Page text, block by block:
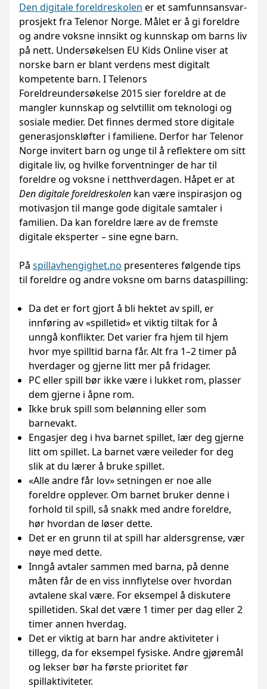
Den digitale foreldreskolen er et samfunnsansvar-
prosjekt fra Telenor Norge. Målet er å gi foreldre
og andre voksne innsikt og kunnskap om barns liv
på nett. Undersøkelsen EU Kids Online viser at
norske barn er blant verdens mest digitalt
kompetente barn. I Telenors
Foreldreundersøkelse 2015 sier foreldre at de
mangler kunnskap og selvtillit om teknologi og
sosiale medier. Det finnes dermed store digitale
generasjonskløfter i familiene. Derfor har Telenor
Norge invitert barn og unge til å reflektere om sitt
digitale liv, og hvilke forventninger de har til
foreldre og voksne i netthverdagen. Håpet er at
Den digitale foreldreskolen kan være inspirasjon og
motivasjon til mange gode digitale samtaler i
familien. Da kan foreldre lære av de fremste
digitale eksperter – sine egne barn.
På spillavhengighet.no presenteres følgende tips
til foreldre og andre voksne om barns dataspilling:
Da det er fort gjort å bli hektet av spill, er
innføring av «spilletid» et viktig tiltak for å
unngå konflikter. Det varier fra hjem til hjem
hvor mye spilltid barna får. Alt fra 1–2 timer på
hverdager og gjerne litt mer på fridager.
PC eller spill bør ikke være i lukket rom, plasser
dem gjerne i åpne rom.
Ikke bruk spill som belønning eller som
barnevakt.
Engasjer deg i hva barnet spillet, lær deg gjerne
litt om spillet. La barnet være veileder for deg
slik at du lærer å bruke spillet.
«Alle andre får lov» setningen er noe alle
foreldre opplever. Om barnet bruker denne i
forhold til spill, så snakk med andre foreldre,
hør hvordan de løser dette.
Det er en grunn til at spill har aldersgrense, vær
nøye med dette.
Inngå avtaler sammen med barna, på denne
måten får de en viss innflytelse over hvordan
avtalene skal være. For eksempel å diskutere
spilletiden. Skal det være 1 timer per dag eller 2
timer annen hverdag.
Det er viktig at barn har andre aktiviteter i
tillegg, da for eksempel fysiske. Andre gjøremål
og lekser bør ha første prioritet før
spillaktiviteter.